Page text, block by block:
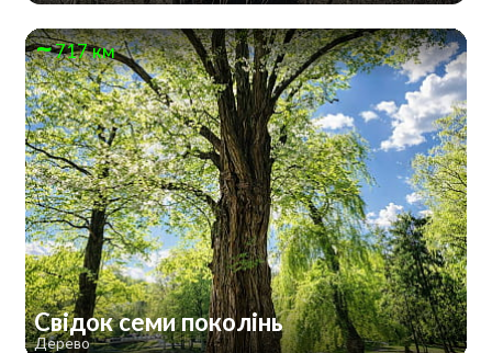
717 км
Свідок семи поколінь
Дерево